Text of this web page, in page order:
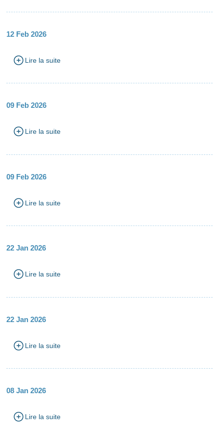
12 Feb 2026
Lire la suite
09 Feb 2026
Lire la suite
09 Feb 2026
Lire la suite
22 Jan 2026
Lire la suite
22 Jan 2026
Lire la suite
08 Jan 2026
Lire la suite